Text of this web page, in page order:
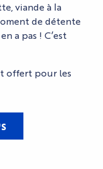
viande à la
de détente
a pas ! C’est
offert pour les